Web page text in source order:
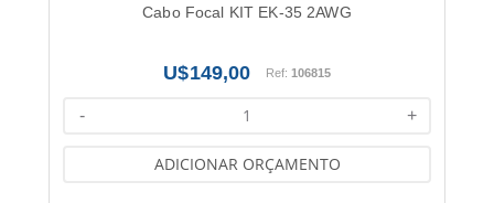
Cabo Focal KIT EK-35 2AWG
149,00 Ref:106815
+
-
ADICIONAR ORÇAMENTO